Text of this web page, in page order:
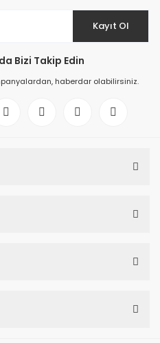
Kayıt Ol
Bizi Takip Edin
haberdar olabilirsiniz.